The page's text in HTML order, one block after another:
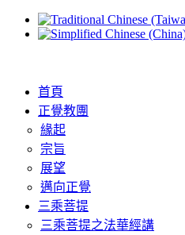
首頁
正覺教團
緣起
宗旨
展望
邁向正覺
三乘菩提
三乘菩提之法華經講